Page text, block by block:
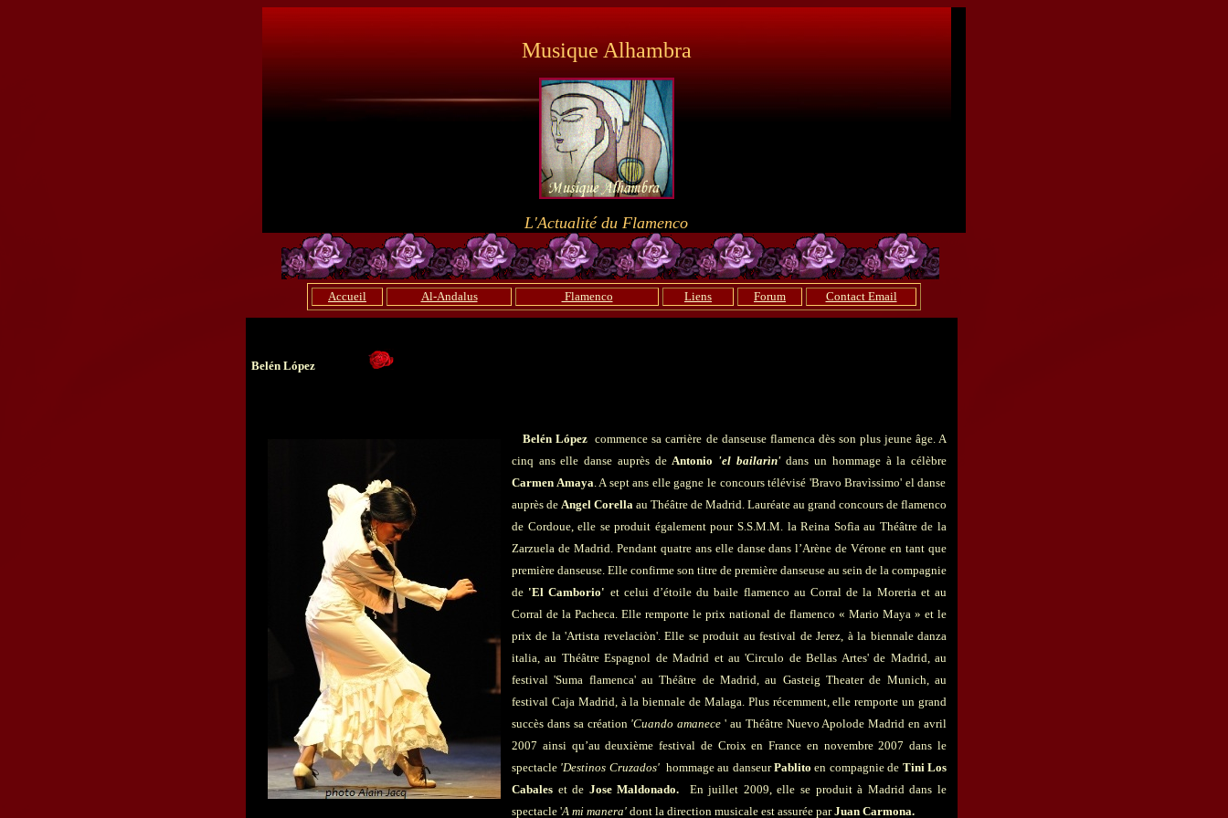
Musique Alhambra
L'Actualité du Flamenco
Accueil Al-Andalus Flamenco Liens Forum Contact Email
Belén López
Belén López commence sa carrière de danseuse flamenca dès son plus jeune âge. A
cinq ans elle danse auprès deAntonio 'el bailarìn'dans un hommage à la célèbre
Carmen Amaya. A sept ans elle gagne le concours télévisé 'Bravo Bravìssimo' el danse
auprès de Angel Corella au Théâtre de Madrid. Lauréate au grand concours de flamenco
de Cordoue, elle se produit également pour S.S.M.M. la Reina Sofìa au Théâtre de la
Zarzuela de Madrid. Pendant quatre ans elle danse dans l’Arène de Vérone en tant que
première danseuse. Elle confirme son titre de première danseuse au sein de la compagnie
de 'El Camborio' et celui d’étoile du baile flamenco au Corral de la Moreria et au
Corral de la Pacheca. Elle remporte le prix national de flamenco « Mario Maya » et le
prix de la 'Artista revelaciòn'. Elle se produit au festival de Jerez, à la biennale danza
italia, au Théâtre Espagnol de Madrid et au 'Circulo de Bellas Artes' de Madrid, au
festival 'Suma flamenca' au Théâtre de Madrid, au Gasteig Theater de Munich, au
festival Caja Madrid, à la biennale de Malaga. Plus récemment, elle remporte un grand
succès dans sa création 'Cuando amanece ' au Théâtre Nuevo Apolode Madrid en avril
2007 ainsi qu’au deuxième festival de Croix en France en novembre 2007 dans le
spectacle 'Destinos Cruzados'hommage au danseurPablito en compagnie de Tini Los
Cabales et de Jose Maldonado.
En juillet 2009, elle se produit à Madrid dans le
spectacle 'A mi manera' dont la direction musicale est assurée parJuan Carmona.